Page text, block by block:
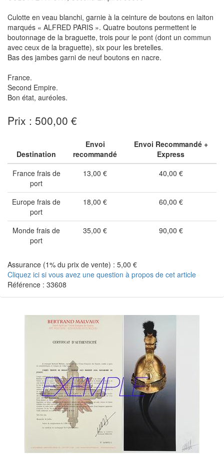
Culotte en veau blanchi, garnie à la ceinture de boutons en laiton
marqués « ALFRED PARIS ». Quatre boutons permettent le
boutonnage de la braguette, trois pour le pont (dont un commun
avec ceux de la braguette), six pour les bretelles.
Bas des jambes garni de neuf boutons en nacre.
France.
Second Empire.
Bon état, auréoles.
Prix : 500,00 €
Destination
Envoi
recommandé
Envoi Recommandé +
Express
France frais de
port
13,00 € 40,00 €
Europe frais de
port
18,00 € 60,00 €
Monde frais de
port
35,00 € 90,00 €
Assurance (1% du prix de vente) : 5,00 €
Cliquez ici si vous avez une question à propos de cet article
Référence : 33608